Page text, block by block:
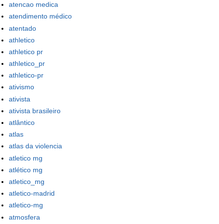
atencao medica
atendimento médico
atentado
athletico
athletico pr
athletico_pr
athletico-pr
ativismo
ativista
ativista brasileiro
atlântico
atlas
atlas da violencia
atletico mg
atlético mg
atletico_mg
atletico-madrid
atletico-mg
atmosfera